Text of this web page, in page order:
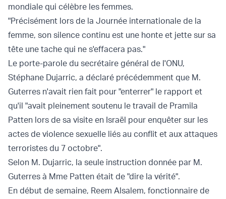
mondiale qui célèbre les femmes.
"Précisément lors de la Journée internationale de la
femme, son silence continu est une honte et jette sur sa
tête une tache qui ne s'effacera pas."
Le porte-parole du secrétaire général de l'ONU,
Stéphane Dujarric, a déclaré précédemment que M.
Guterres n'avait rien fait pour "enterrer" le rapport et
qu'il "avait pleinement soutenu le travail de Pramila
Patten lors de sa visite en Israël pour enquêter sur les
actes de violence sexuelle liés au conflit et aux attaques
terroristes du 7 octobre".
Selon M. Dujarric, la seule instruction donnée par M.
Guterres à Mme Patten était de "dire la vérité".
En début de semaine, Reem Alsalem, fonctionnaire de